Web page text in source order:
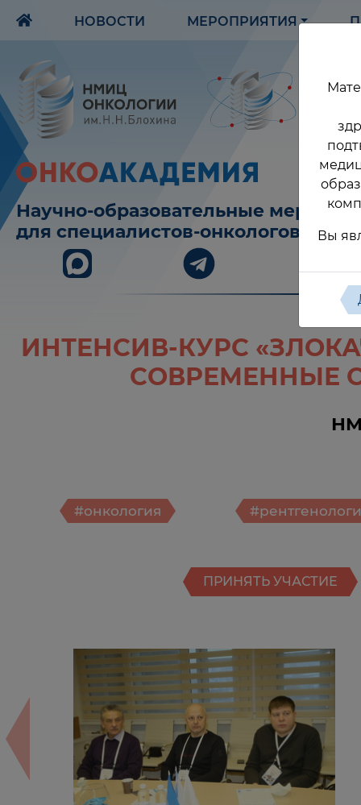
Вы
НОВОСТИ МЕРОПРИЯТИЯ
Научно-образовательные
для специалистов-онкологов
ИНТЕНСИВ-КУРС
СОВРЕМЕННЫЕ
#онкология
ПРИНЯТЬ УЧАСТИЕ